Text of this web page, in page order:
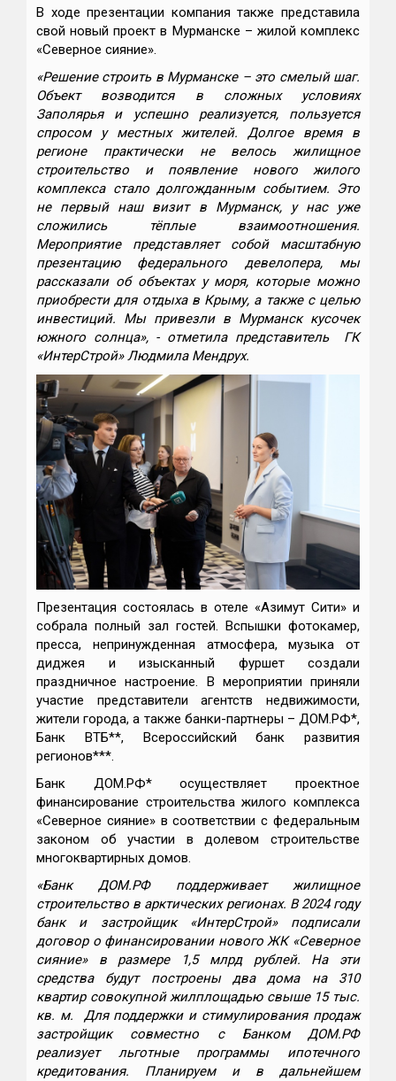
В ходе презентации компания также представила
свой новый проект в Мурманске – жилой комплекс
«Северное сияние».
«Решение строить в Мурманске – это смелый шаг.
Объект возводится в сложных условиях
Заполярья и успешно реализуется, пользуется
спросом у местных жителей. Долгое время в
регионе практически не велось жилищное
строительство и появление нового жилого
комплекса стало долгожданным событием. Это
не первый наш визит в Мурманск, у нас уже
сложились тёплые взаимоотношения.
Мероприятие представляет собой масштабную
презентацию федерального девелопера, мы
рассказали об объектах у моря, которые можно
приобрести для отдыха в Крыму, а также с целью
инвестиций. Мы привезли в Мурманск кусочек
южного солнца», - отметила представитель ГК
«ИнтерСтрой» Людмила Мендрух.
Презентация состоялась в отеле «Азимут Сити» и
собрала полный зал гостей. Вспышки фотокамер,
пресса, непринужденная атмосфера, музыка от
диджея и изысканный фуршет создали
праздничное настроение. В мероприятии приняли
участие представители агентств недвижимости,
жители города, а также банки-партнеры – ДОМ.РФ*,
Банк ВТБ**, Всероссийский банк развития
регионов***.
Банк ДОМ.РФ* осуществляет проектное
финансирование строительства жилого комплекса
«Северное сияние» в соответствии с федеральным
законом об участии в долевом строительстве
многоквартирных домов.
«Банк ДОМ.РФ поддерживает жилищное
строительство в арктических регионах. В 2024 году
банк и застройщик «ИнтерСтрой» подписали
договор о финансировании нового ЖК «Северное
сияние» в размере 1,5 млрд рублей. На эти
средства будут построены два дома на 310
квартир совокупной жилплощадью свыше 15 тыс.
кв. м. Для поддержки и стимулирования продаж
застройщик совместно с Банком ДОМ.РФ
реализует льготные программы ипотечного
кредитования. Планируем и в дальнейшем